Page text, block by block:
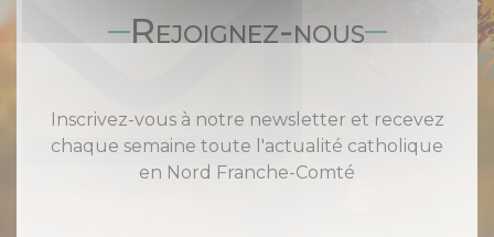
Rejoignez-nous
Inscrivez-vous à notre newsletter et recevez
chaque semaine toute l'actualité catholique
en Nord Franche-Comté